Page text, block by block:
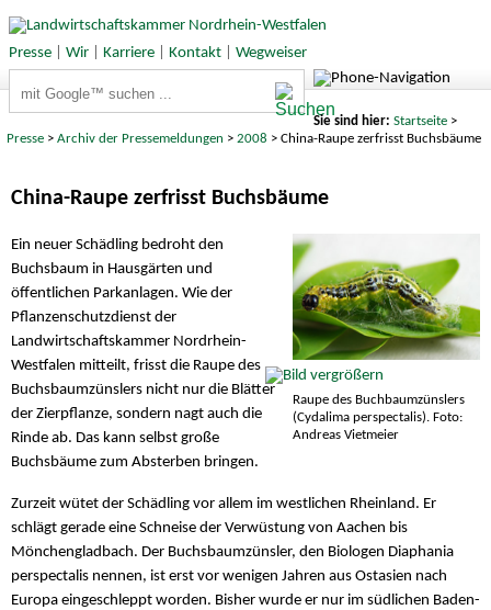
Presse| Wir| Karriere| Kontakt| Wegweiser
Sie sind hier: Startseite>
Presse >Archiv der Pressemeldungen > 2008 > China-Raupe zerfrisst Buchsbäume
China-Raupe zerfrisst Buchsbäume
Raupe des Buchbaumzünslers
(Cydalima perspectalis). Foto:
Andreas Vietmeier
Ein neuer Schädling bedroht den
Buchsbaum in Hausgärten und
öffentlichen Parkanlagen. Wie der
Pflanzenschutzdienst der
Landwirtschaftskammer Nordrhein-
Westfalen mitteilt, frisst die Raupe des
Buchsbaumzünslers nicht nur die Blätter
der Zierpflanze, sondern nagt auch die
Rinde ab. Das kann selbst große
Buchsbäume zum Absterben bringen.
Zurzeit wütet der Schädling vor allem im westlichen Rheinland. Er
schlägt gerade eine Schneise der Verwüstung von Aachen bis
Mönchengladbach. Der Buchsbaumzünsler, den Biologen Diaphania
perspectalis nennen, ist erst vor wenigen Jahren aus Ostasien nach
Europa eingeschleppt worden. Bisher wurde er nur im südlichen Baden-